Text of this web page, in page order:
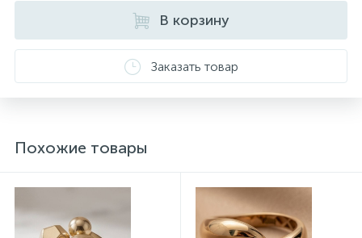
В корзину
Заказать товар
Похожие товары